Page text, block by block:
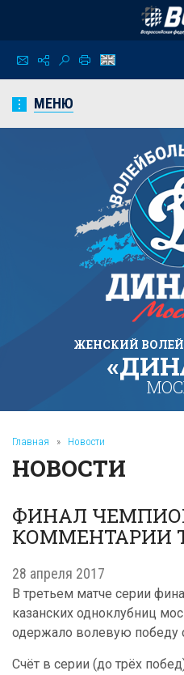
МЕНЮ
ЖЕНСКИЙ
Главная » Новости
НОВОСТИ
ФИНАЛ
КОММЕНТАРИИ
28 апреля 2017
В третьем матче серии
казанских одноклубниц
одержало волевую победу
Счёт в серии (до трёх